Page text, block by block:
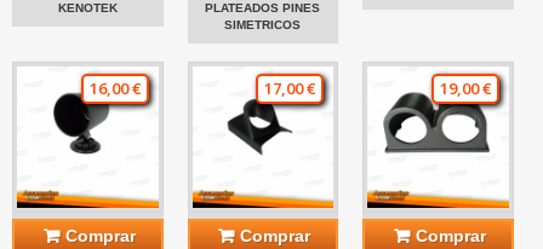
KENOTEK
PLATEADOS PINES
SIMETRICOS
16,00 €
Comprar
17,00 €
Comprar
19,00 €
Comprar